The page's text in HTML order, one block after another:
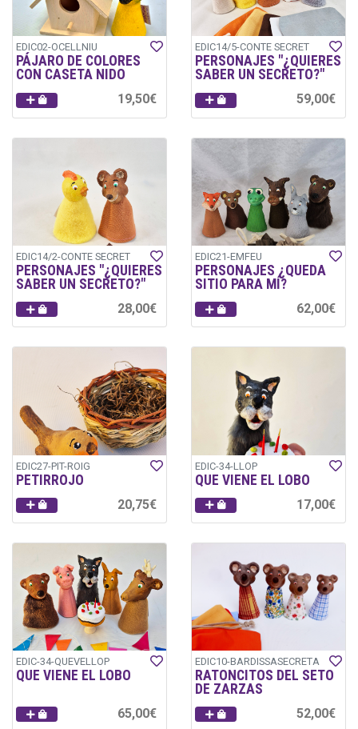
EDIC02-OCELLNIU
PÁJARO DE COLORES
CON CASETA NIDO
19,50€
EDIC14/5-CONTE SECRET
PERSONAJES "¿QUIERES
SABER UN SECRETO?"
59,00€
EDIC14/2-CONTE SECRET
PERSONAJES "¿QUIERES
SABER UN SECRETO?"
28,00€
EDIC21-EMFEU
PERSONAJES ¿QUEDA
SITIO PARA MÍ?
62,00€
EDIC27-PIT-ROIG
PETIRROJO
20,75€
EDIC-34-LLOP
QUE VIENE EL LOBO
17,00€
EDIC-34-QUEVELLOP
QUE VIENE EL LOBO
65,00€
EDIC10-BARDISSASECRETA
RATONCITOS DEL SETO
DE ZARZAS
52,00€